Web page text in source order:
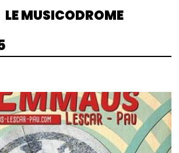
LE MUSICODROME